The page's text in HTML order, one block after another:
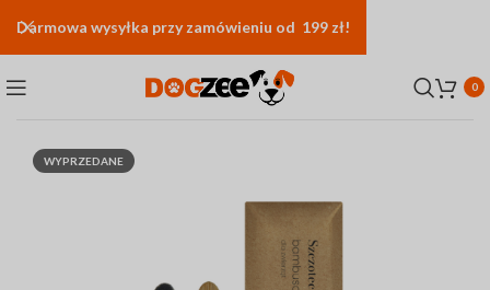
0
WYPRZEDANE
Darmowa wysyłka przy zamówieniu od 199 zł!